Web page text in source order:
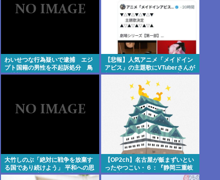
わいせつな行為疑いで逮捕 エジ
プト国籍の男性を不起訴処分 鳥
取地検 [8/8]
【悲報】人気アニメ「メイドイン
アビス」の主題歌にVTuberさんが
起用されてまたまたまた炎上、も
う何回目だよ…
大竹しのぶ「絶対に戦争を放棄す
る国であり続けよう」 平和への思
いをつづる 広島に原爆が投下され
【OP2ch】名古屋が飯まずいとい
ったやつこい・６：『静岡三重岐
阜の料理は名古屋飯みたいなもん